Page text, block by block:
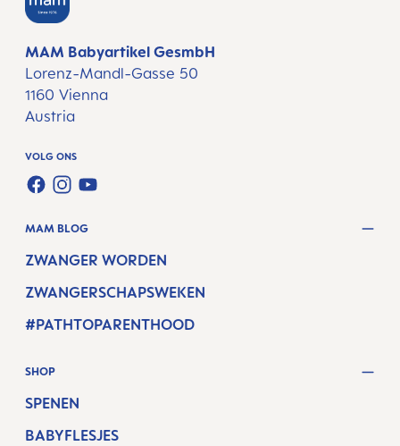
MAM Babyartikel GesmbH
Lorenz-Mandl-Gasse 50
1160 Vienna
Austria
VOLG ONS
FACEBOOK
INSTAGRAM
YOUTUBE
MAM BLOG
ZWANGER WORDEN
ZWANGERSCHAPSWEKEN
#PATHTOPARENTHOOD
SHOP
SPENEN
BABYFLESJES